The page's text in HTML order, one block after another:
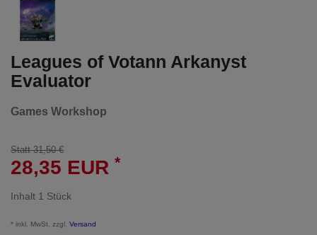
Leagues of Votann Arkanyst
Evaluator
Games Workshop
Statt 31,50 €
28,35 EUR *
Inhalt 1 Stück
* inkl. MwSt. zzgl. Versand